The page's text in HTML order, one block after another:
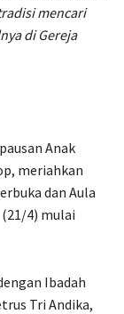
mencari
di Gereja
Anak
meriahkan
dan Aula
(21/4) mulai
Ibadah
Tri Andika,